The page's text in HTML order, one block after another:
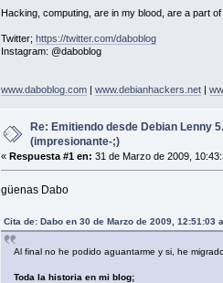
Hacking, computing, are in my blood, are a part
Twitter; https://twitter.com/daboblog
Instagram: @daboblog
www.daboblog.com| www.debianhackers.net|
Re: Emitiendo desde Debian Lenny
(impresionante-;)
« Respuesta #1 en: 31 de Marzo de 2009,
güenas Dabo
Cita de: Dabo en 30 de Marzo de 2009, 12:51:03
Al final no he podido aguantarme y si, he
Toda la historia en mi blog;